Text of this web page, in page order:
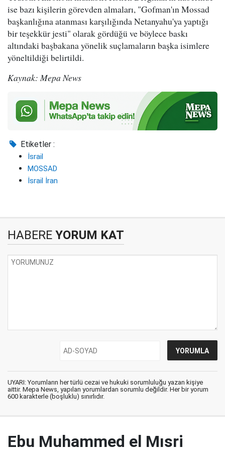
ise bazı kişilerin görevden almaları, "Gofman'ın Mossad
başkanlığına atanması karşılığında Netanyahu'ya yaptığı
bir teşekkür jesti" olarak gördüğü ve böylece baskı
altındaki başbakana yönelik suçlamaların başka isimlere
yöneltildiği belirtildi.
Kaynak: Mepa News
Etiketler :
İsrail
MOSSAD
İsrail İran
HABERE YORUM KAT
UYARI: Yorumların her türlü cezai ve hukuki sorumluluğu yazan kişiye
aittir. Mepa News, yapılan yorumlardan sorumlu değildir. Her bir yorum
600 karakterle (boşluklu) sınırlıdır.
Ebu Muhammed el Mısri